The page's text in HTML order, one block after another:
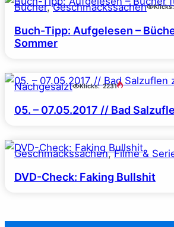
Bücher, Geschmackssachen Klicks:
Buch-Tipp: Aufgelesen –
Sommer
Nachgesalzt Klicks: 2231
05. – 07.05.2017 // Bad
Geschmackssachen, Filme &
DVD-Check: Faking Bullshit